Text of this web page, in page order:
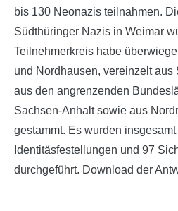
bis 130 Neonazis teilnahmen.
Südthüringer Nazis in Weimar
Teilnehmerkreis habe
und Nordhausen, vereinzelt aus
aus den angrenzenden
Sachsen-Anhalt sowie aus
gestammt. Es wurden insgesamt
Identitäsfestellungen und 97
durchgeführt. Download der